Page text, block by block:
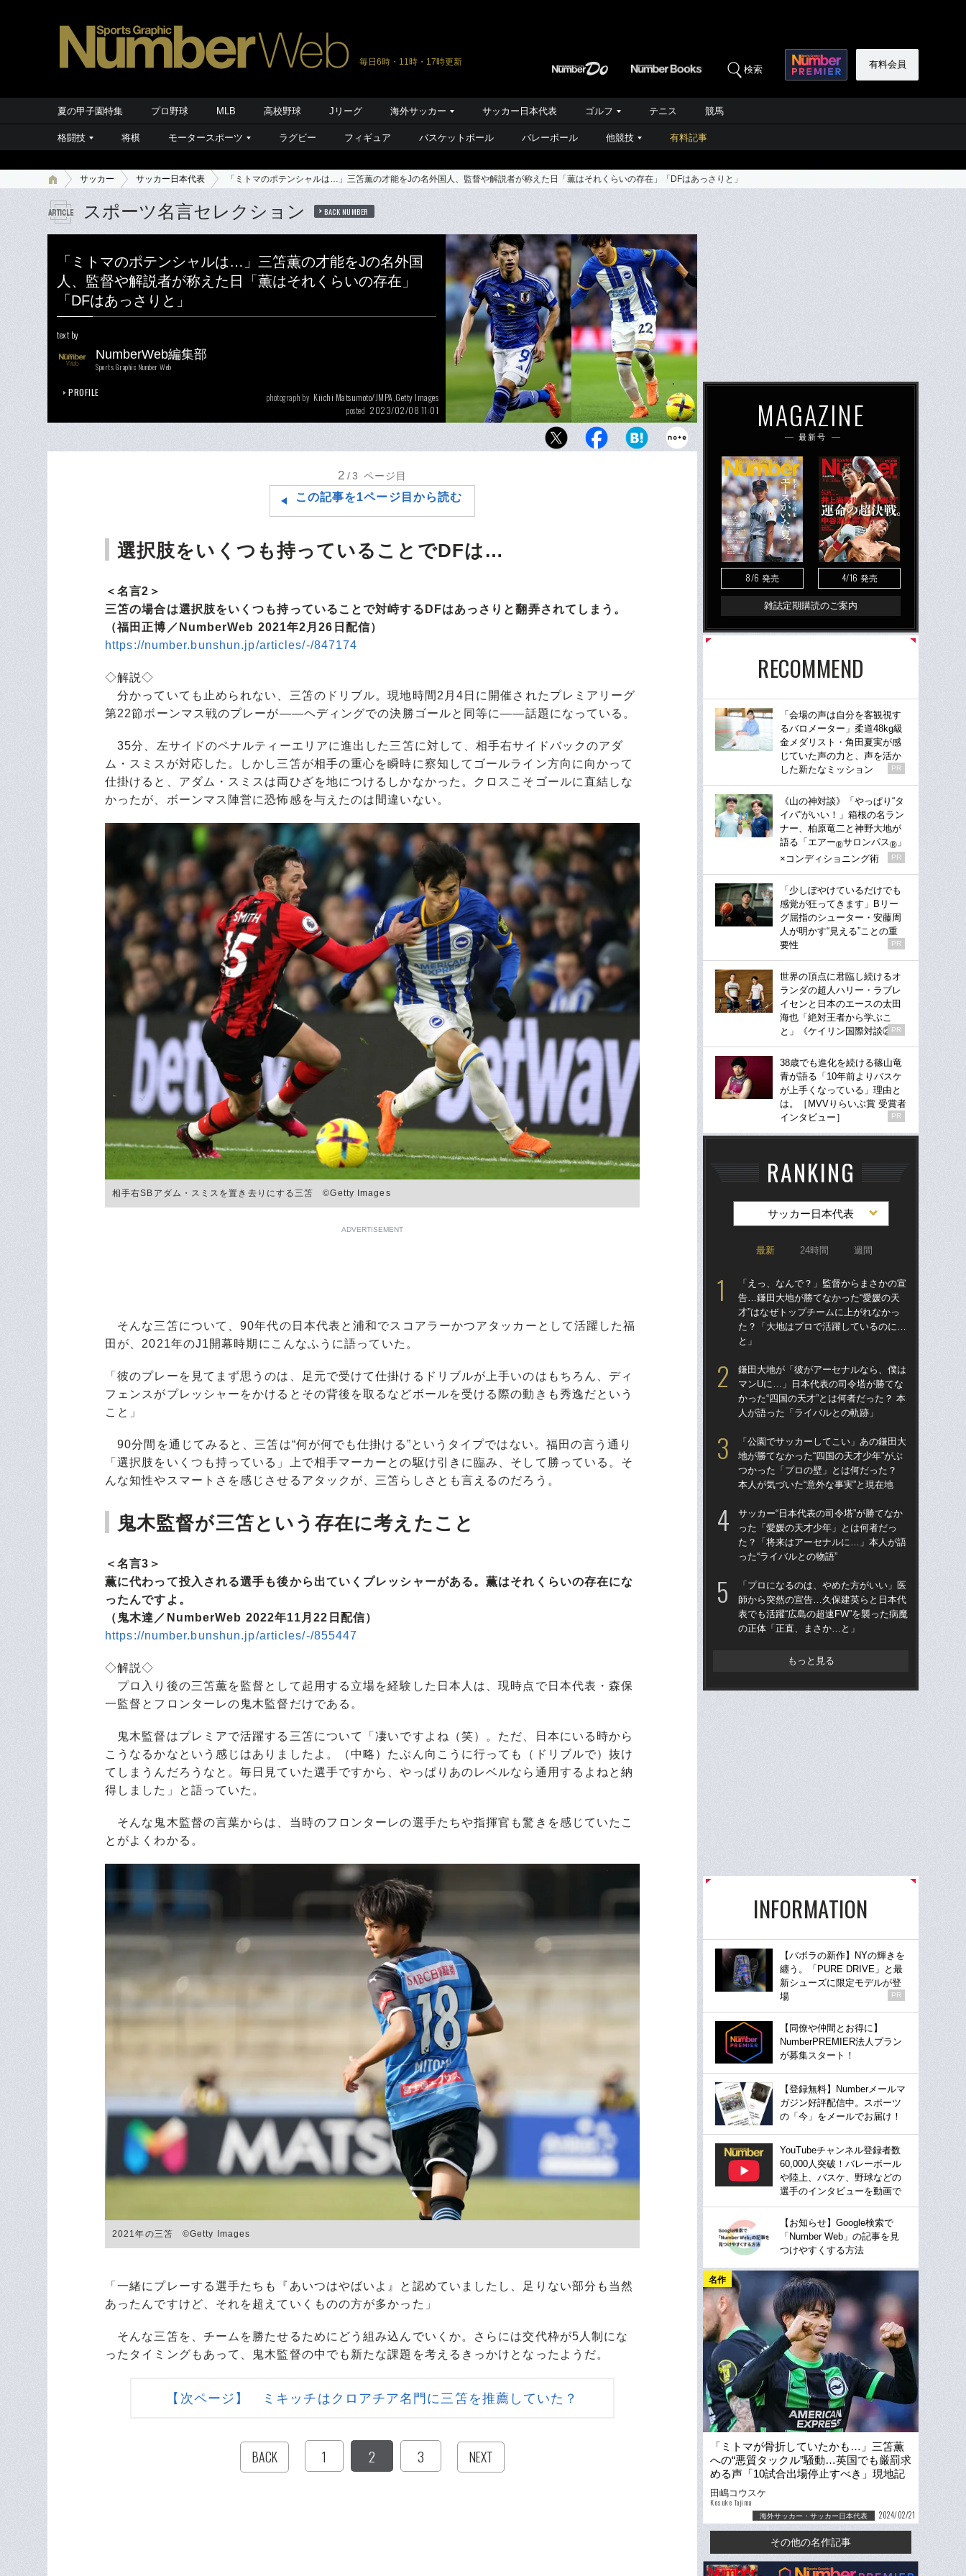
毎日6時・11時・17時更新
検索 有料会員
夏の甲子園特集 プロ野球 MLB 高校野球 Jリーグ 海外サッカー サッカー日本代表 ゴルフ テニス 競馬
格闘技 将棋 モータースポーツ ラグビー フィギュア バスケットボール バレーボール 他競技 有料記事
サッカー サッカー日本代表 「ミトマのポテンシャルは…」三笘薫の才能をJの名外国人、監督や解説者が称えた日「薫はそれくらいの存在」「DFはあっさりと」
スポーツ名言セレクション BACK NUMBER
「ミトマのポテンシャルは…」三笘薫の才能をJの名外国
人、監督や解説者が称えた日「薫はそれくらいの存在」
「DFはあっさりと」
text by
NumberWeb編集部
Sports Graphic Number Web
PROFILE photograph by Kiichi Matsumoto/JMPA,Getty Images
posted 2023/02/08 11:01
カタールW杯後、ブライトンでも活躍が続く三笘薫。識者
2 /3 ページ目
この記事を1ページ目から読む
選択肢をいくつも持っていることでDFは…
＜名言2＞
三笘の場合は選択肢をいくつも持っていることで対峙するDFはあっさりと翻弄されてしまう。
（福田正博／NumberWeb 2021年2月26日配信）
https://number.bunshun.jp/articles/-/847174
◇解説◇
分かっていても止められない、三笘のドリブル。現地時間2月4日に開催されたプレミアリーグ
第22節ボーンマス戦のプレーが――ヘディングでの決勝ゴールと同等に――話題になっている。
35分、左サイドのペナルティーエリアに進出した三笘に対して、相手右サイドバックのアダ
ム・スミスが対応した。しかし三笘が相手の重心を瞬時に察知してゴールライン方向に向かって
仕掛けると、アダム・スミスは両ひざを地につけるしかなかった。クロスこそゴールに直結しな
かったが、ボーンマス陣営に恐怖感を与えたのは間違いない。
相手右SBアダム・スミスを置き去りにする三笘 ©Getty Images
ADVERTISEMENT
そんな三笘について、90年代の日本代表と浦和でスコアラーかつアタッカーとして活躍した福
田が、2021年のJ1開幕時期にこんなふうに語っていた。
「彼のプレーを見てまず思うのは、足元で受けて仕掛けるドリブルが上手いのはもちろん、ディ
フェンスがプレッシャーをかけるとその背後を取るなどボールを受ける際の動きも秀逸だという
こと」
90分間を通じてみると、三笘は“何が何でも仕掛ける”というタイプではない。福田の言う通り
「選択肢をいくつも持っている」上で相手マーカーとの駆け引きに臨み、そして勝っている。そ
んな知性やスマートさを感じさせるアタックが、三笘らしさとも言えるのだろう。
鬼木監督が三笘という存在に考えたこと
＜名言3＞
薫に代わって投入される選手も後から出ていくプレッシャーがある。薫はそれくらいの存在にな
ったんですよ。
（鬼木達／NumberWeb 2022年11月22日配信）
https://number.bunshun.jp/articles/-/855447
◇解説◇
プロ入り後の三笘薫を監督として起用する立場を経験した日本人は、現時点で日本代表・森保
一監督とフロンターレの鬼木監督だけである。
鬼木監督はプレミアで活躍する三笘について「凄いですよね（笑）。ただ、日本にいる時から
こうなるかなという感じはありましたよ。（中略）たぶん向こうに行っても（ドリブルで）抜け
てしまうんだろうなと。毎日見ていた選手ですから、やっぱりあのレベルなら通用するよねと納
得しました」と語っていた。
そんな鬼木監督の言葉からは、当時のフロンターレの選手たちや指揮官も驚きを感じていたこ
とがよくわかる。
2021年の三笘 ©Getty Images
「一緒にプレーする選手たちも『あいつはやばいよ』と認めていましたし、足りない部分も当然
あったんですけど、それを超えていくものの方が多かった」
そんな三笘を、チームを勝たせるためにどう組み込んでいくか。さらには交代枠が5人制にな
ったタイミングもあって、鬼木監督の中でも新たな課題を考えるきっかけとなったようだ。
【次ページ】 ミキッチはクロアチア名門に三笘を推薦していた？
BACK 1 2 3 NEXT
MAGAZINE
最新号
8/6 発売 4/16 発売
雑誌定期購読のご案内
RECOMMEND
「会場の声は自分を客観視す
るバロメーター」柔道48kg級
金メダリスト・角田夏実が感
じていた声の力と、声を活か
した新たなミッション
PR
《山の神対談》「やっぱり“タ
イパ”がいい！」箱根の名ラン
ナー、柏原竜二と神野大地が
語る「エアー®サロンパス® 」
×コンディショニング術
PR
「少しぼやけているだけでも
感覚が狂ってきます」Bリー
グ屈指のシューター・安藤周
人が明かす“見える”ことの重
要性
PR
世界の頂点に君臨し続けるオ
ランダの超人ハリー・ラブレ
イセンと日本のエースの太田
海也「絶対王者から学ぶこ
と」《ケイリン国際対談②》
PR
38歳でも進化を続ける篠山竜
青が語る「10年前よりバスケ
が上手くなっている」理由と
は。［MVVりらいぶ賞 受賞者
インタビュー］
PR
RANKING
サッカー日本代表
最新 24時間 週間
「えっ、なんで？」監督からまさかの宣
告…鎌田大地が勝てなかった“愛媛の天
才”はなぜトップチームに上がれなかっ
た？「大地はプロで活躍しているのに…
と」
鎌田大地が「彼がアーセナルなら、僕は
マンUに…」日本代表の司令塔が勝てな
かった“四国の天才”とは何者だった？ 本
人が語った「ライバルとの軌跡」
「公園でサッカーしてこい」あの鎌田大
地が勝てなかった“四国の天才少年”がぶ
つかった「プロの壁」とは何だった？
本人が気づいた“意外な事実”と現在地
サッカー“日本代表の司令塔”が勝てなか
った「愛媛の天才少年」とは何者だっ
た？「将来はアーセナルに…」本人が語
った“ライバルとの物語”
「プロになるのは、やめた方がいい」医
師から突然の宣告…久保建英らと日本代
表でも活躍“広島の超速FW”を襲った病魔
の正体「正直、まさか…と」
もっと見る
INFORMATION
【バボラの新作】NYの輝きを
纏う。「PURE DRIVE」と最
新シューズに限定モデルが登
場
PR
【同僚や仲間とお得に】
NumberPREMIER法人プラン
が募集スタート！
【登録無料】Numberメールマ
ガジン好評配信中。スポーツ
の「今」をメールでお届け！
YouTubeチャンネル登録者数
60,000人突破！バレーボール
や陸上、バスケ、野球などの
選手のインタビューを動画で
【お知らせ】Google検索で
「Number Web」の記事を見
つけやすくする方法
名作
「ミトマが骨折していたかも…」三笘薫
への“悪質タックル”騒動…英国でも厳罰求
める声「10試合出場停止すべき」現地記
者が取材した“その後”
田嶋コウスケ
Kosuke Tajima
海外サッカー・サッカー日本代表 2024/02/21
その他の名作記事